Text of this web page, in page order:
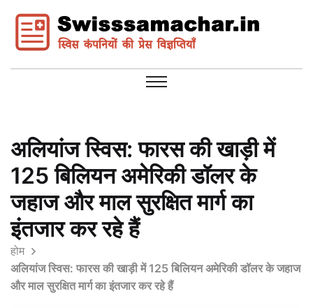
अलियांज स्विस: फारस की खाड़ी में
125 बिलियन अमेरिकी डॉलर के
जहाज और माल सुरक्षित मार्ग का
इंतजार कर रहे हैं
होम
अलियांज स्विस: फारस की खाड़ी में 125 बिलियन अमेरिकी डॉलर के जहाज
और माल सुरक्षित मार्ग का इंतजार कर रहे हैं